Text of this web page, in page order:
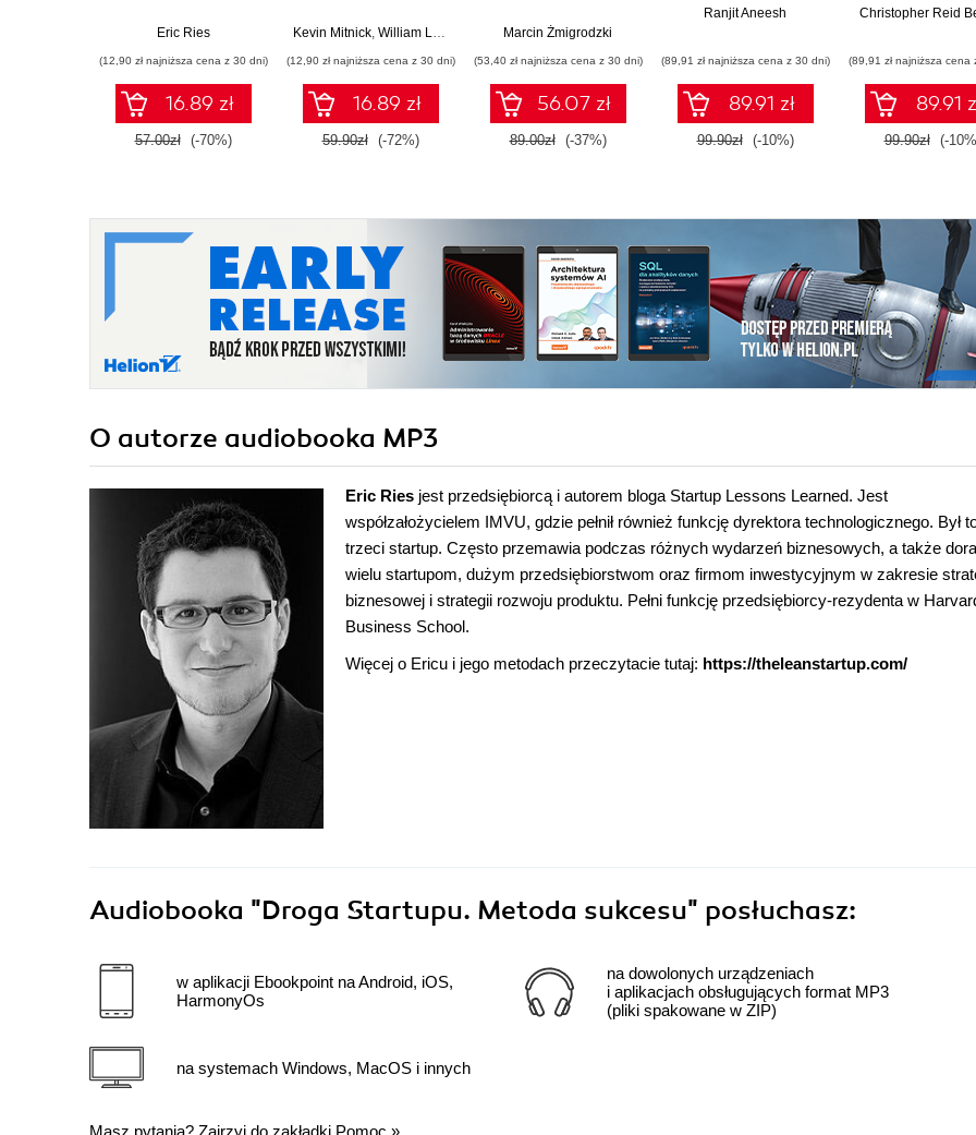
firmę, która
Eric Ries
(12,90 zł najniższa cena z 30 dni)
16.89 zł
57.00zł (-70%)
Kevin Mitnick, William L. Simon
(12,90 zł najniższa cena z 30 dni)
16.89 zł
59.90zł (-72%)
Marcin Żmigrodzki
(53,40 zł najniższa cena z 30 dni)
56.07 zł
89.00zł (-37%)
Ranjit Aneesh
(89,91 zł najniższa cena z 30 dni)
89.91 zł
99.90zł (-10%)
Christopher Reid
(89,91 zł najniższa cena
89.91
99.90zł (-
O autorze audiobooka MP3
Eric Ries jest przedsiębiorcą i autorem bloga Startup Lessons Learned. Jest
współzałożycielem IMVU, gdzie pełnił również funkcję dyrektora technologicznego. Był
trzeci startup. Często przemawia podczas różnych wydarzeń biznesowych, a także
wielu startupom, dużym przedsiębiorstwom oraz firmom inwestycyjnym w zakresie
biznesowej i strategii rozwoju produktu. Pełni funkcję przedsiębiorcy-rezydenta w
Business School.
Więcej o Ericu i jego metodach przeczytacie tutaj: https://theleanstartup.com/
Audiobooka "Droga Startupu. Metoda sukcesu" posłuchasz:
w aplikacji Ebookpoint na Android, iOS,
HarmonyOs
na systemach Windows, MacOS i innych
na dowolonych urządzeniach
i aplikacjach obsługujących format MP3
(pliki spakowane w ZIP)